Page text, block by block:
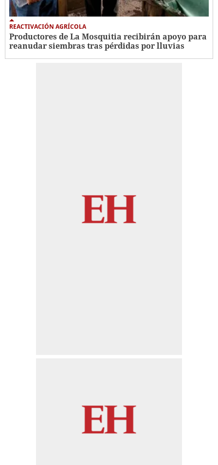
REACTIVACIÓN AGRÍCOLA
Productores de La Mosquitia recibirán apoyo para
reanudar siembras tras pérdidas por lluvias